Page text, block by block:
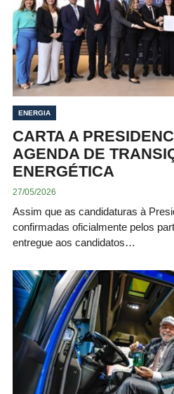
ENERGIA
CARTA A
AGENDA DE
ENERGÉTICA
27/05/2026
Assim que as candidaturas à
confirmadas oficialmente pelos
entregue aos candidatos…